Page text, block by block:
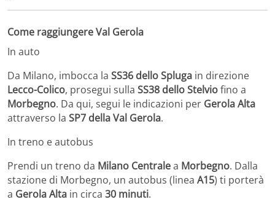
Come raggiungere Val Gerola
In auto
Da Milano, imbocca la SS36 dello Spluga in direzione
Lecco-Colico, prosegui sulla SS38 dello Stelviofino a
Morbegno. Da qui, segui le indicazioni per Gerola Alta
attraverso la SP7 della Val Gerola.
In treno e autobus
Prendi un treno da Milano Centralea Morbegno. Dalla
stazione di Morbegno, un autobus (linea A15) ti porterà
a Gerola Alta in circa 30 minuti.